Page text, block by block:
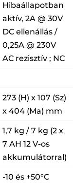
Hibaállapotban
aktív, 2A @ 30V
DC ellenállás /
0,25A @ 230V
AC rezisztív ; NC
273 (H) x 107 (Sz)
x 404 (Ma) mm
1,7 kg / 7 kg (2 x
7 AH 12 V-os
akkumulátorral)
-10 és +50°C